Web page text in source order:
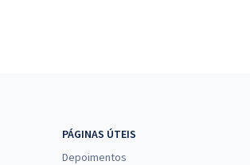
PÁGINAS ÚTEIS
Depoimentos